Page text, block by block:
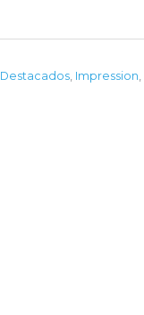
Destacados, Impression,